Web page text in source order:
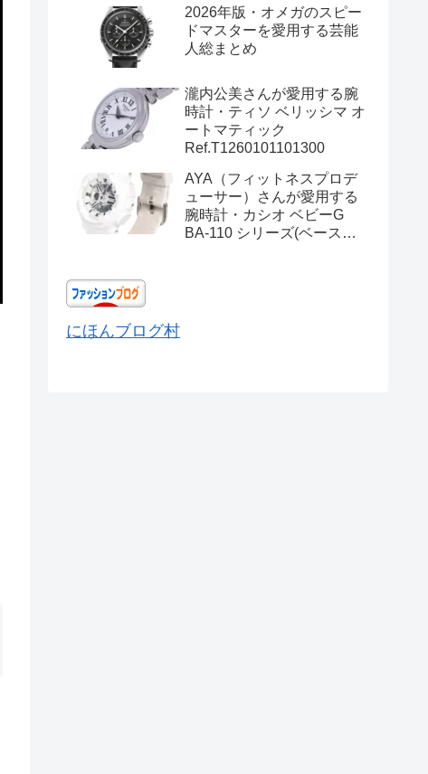
2026年版・オメガのスピー
ドマスターを愛用する芸能
人総まとめ
瀧内公美さんが愛用する腕
時計・ティソ ベリッシマ オ
ートマティック
Ref.T1260101101300
AYA（フィットネスプロデ
ューサー）さんが愛用する
腕時計・カシオ ベビーG
BA-110 シリーズ(ベースモ
にほんブログ村